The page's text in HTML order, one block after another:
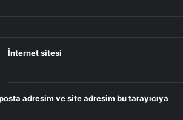
İnternet sitesi
adresim ve site adresim bu tarayıcıya